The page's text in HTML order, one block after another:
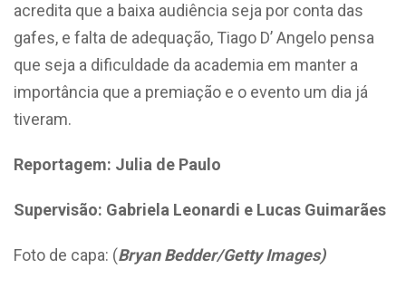
acredita que a baixa audiência seja por conta das
gafes, e falta de adequação, Tiago D’ Angelo pensa
que seja a dificuldade da academia em manter a
importância que a premiação e o evento um dia já
tiveram.
Reportagem: Julia de Paulo
Supervisão: Gabriela Leonardi e Lucas Guimarães
Foto de capa: (Bryan Bedder/Getty Images)